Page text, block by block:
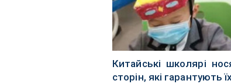
Китайські школярі
сторін, які